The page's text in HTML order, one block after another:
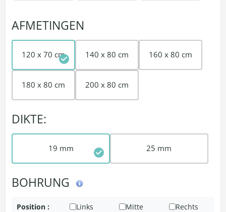
AFMETINGEN
120 x 70 cm 140 x 80 cm 160 x 80 cm
180 x 80 cm 200 x 80 cm
DIKTE:
19 mm 25 mm
BOHRUNG
Position : Links Mitte Rechts